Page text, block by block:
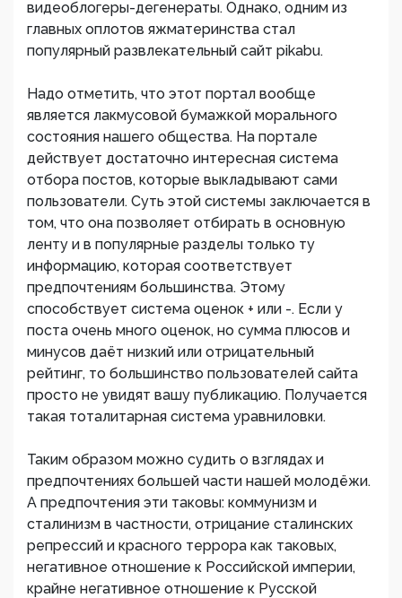
видеоблогеры-дегенераты. Однако, одним из
главных оплотов яжматеринства стал
популярный развлекательный сайт pikabu.
Надо отметить, что этот портал вообще
является лакмусовой бумажкой морального
состояния нашего общества. На портале
действует достаточно интересная система
отбора постов, которые выкладывают сами
пользователи. Суть этой системы заключается в
том, что она позволяет отбирать в основную
ленту и в популярные разделы только ту
информацию, которая соответствует
предпочтениям большинства. Этому
способствует система оценок + или -. Если у
поста очень много оценок, но сумма плюсов и
минусов даёт низкий или отрицательный
рейтинг, то большинство пользователей сайта
просто не увидят вашу публикацию. Получается
такая тоталитарная система уравниловки.
Таким образом можно судить о взглядах и
предпочтениях большей части нашей молодёжи.
А предпочтения эти таковы: коммунизм и
сталинизм в частности, отрицание сталинских
репрессий и красного террора как таковых,
негативное отношение к Российской империи,
крайне негативное отношение к Русской